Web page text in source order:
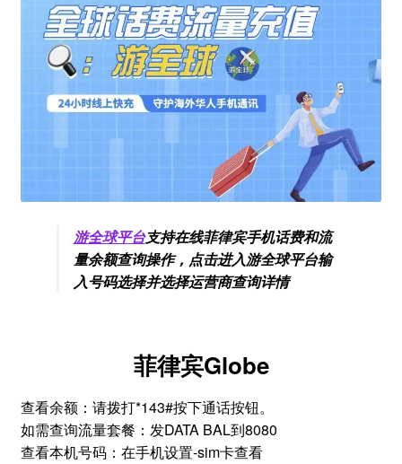
游全球平台支持在线菲律宾手机话费和流
量余额查询操作，点击进入游全球平台输
入号码选择并选择运营商查询详情
菲律宾Globe
查看余额：请拨打*143#按下通话按钮。
如需查询流量套餐：发DATA BAL到8080
查看​本机号码：在手机设置-sim卡查看